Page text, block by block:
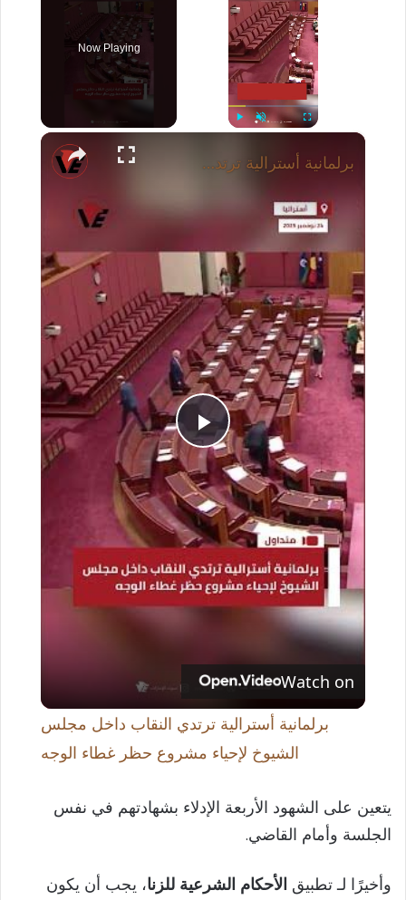
Now Playing
×
P
l
a
y
V
i
o
برلمانية أسترالية ترتدي النقاب داخل مجلس الشيوخ لإحياء مشروع حظر غطاء الوجه
Watch on
برلمانية أسترالية ترتدي النقاب داخل مجلس
الشيوخ لإحياء مشروع حظر غطاء الوجه
يتعين على الشهود الأربعة الإدلاء بشهادتهم في نفس
الجلسة وأمام القاضي.
وأخيرًا لـ تطبيق الأحكام الشرعية للزنا، يجب أن يكون